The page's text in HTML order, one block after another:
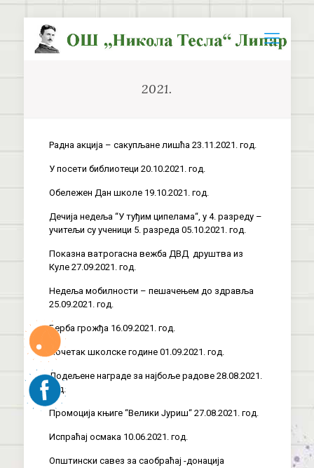
2021.
Радна акција – сакупљане лишћа 23.11.2021. год.
У посети библиотеци 20.10.2021. год.
Обележен Дан школе 19.10.2021. год.
Дечија недеља “У туђим ципелама“, у 4. разреду –
учитељи су ученици 5. разреда 05.10.2021. год.
Показна ватрогасна вежба ДВД друштва из
Куле 27.09.2021. год.
Недеља мобилности – пешачењем до здравља
25.09.2021. год.
Берба грожђа 16.09.2021. год.
Почетак школске године 01.09.2021. год.
Додељене награде за најбоље радове 28.08.2021.
год.
Промоција књиге “Велики Јуриш“ 27.08.2021. год.
Испраћај осмака 10.06.2021. год.
Општински савез за саобраћај -донација